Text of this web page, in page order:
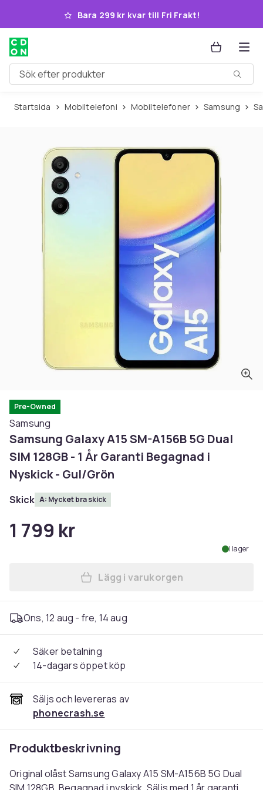
Hoppa till huvudinnehållet
Bara 299 kr kvar till Fri Frakt!
Sök efter produkter
Startsida Mobiltelefoni Mobiltelefoner Samsung
Pre-Owned
Samsung
Samsung Galaxy A15 SM-A156B 5G Dual
SIM 128GB - 1 År Garanti Begagnad i
Nyskick - Gul/Grön
Skick A: Mycket bra skick
1 799 kr
I lager
Lägg till Samsung Galaxy
Lägg i varukorgen
Ons, 12 aug - fre, 14 aug
Säker betalning
14-dagars öppet köp
Säljs och levereras av
phonecrash.se
Produktbeskrivning
Original olåst Samsung Galaxy A15 SM-A156B 5G Dual